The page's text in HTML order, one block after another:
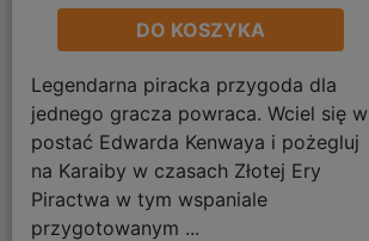
DO KOSZYKA
Legendarna piracka przygoda dla
jednego gracza powraca. Wciel się w
postać Edwarda Kenwaya i pożegluj
na Karaiby w czasach Złotej Ery
Piractwa w tym wspaniale
przygotowanym ...